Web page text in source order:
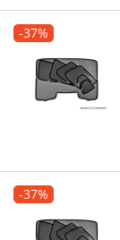
-37%
-37%